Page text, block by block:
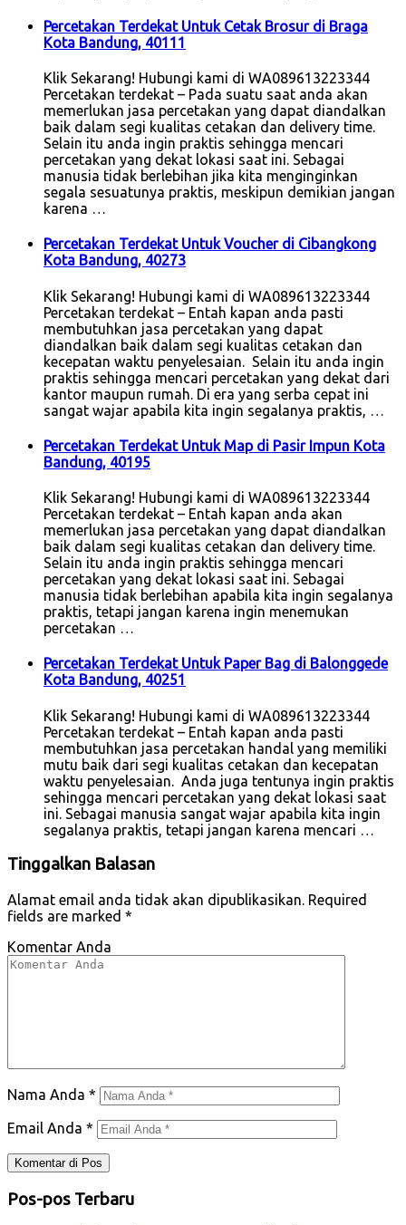
Percetakan Terdekat Untuk Cetak Brosur di Braga
Kota Bandung, 40111
Klik Sekarang! Hubungi kami di WA089613223344
Percetakan terdekat – Pada suatu saat anda akan
memerlukan jasa percetakan yang dapat diandalkan
baik dalam segi kualitas cetakan dan delivery time.
Selain itu anda ingin praktis sehingga mencari
percetakan yang dekat lokasi saat ini. Sebagai
manusia tidak berlebihan jika kita menginginkan
segala sesuatunya praktis, meskipun demikian jangan
karena …
Percetakan Terdekat Untuk Voucher di Cibangkong
Kota Bandung, 40273
Klik Sekarang! Hubungi kami di WA089613223344
Percetakan terdekat – Entah kapan anda pasti
membutuhkan jasa percetakan yang dapat
diandalkan baik dalam segi kualitas cetakan dan
kecepatan waktu penyelesaian. Selain itu anda ingin
praktis sehingga mencari percetakan yang dekat dari
kantor maupun rumah. Di era yang serba cepat ini
sangat wajar apabila kita ingin segalanya praktis, …
Percetakan Terdekat Untuk Map di Pasir Impun Kota
Bandung, 40195
Klik Sekarang! Hubungi kami di WA089613223344
Percetakan terdekat – Entah kapan anda akan
memerlukan jasa percetakan yang dapat diandalkan
baik dalam segi kualitas cetakan dan delivery time.
Selain itu anda ingin praktis sehingga mencari
percetakan yang dekat lokasi saat ini. Sebagai
manusia tidak berlebihan apabila kita ingin segalanya
praktis, tetapi jangan karena ingin menemukan
percetakan …
Percetakan Terdekat Untuk Paper Bag di Balonggede
Kota Bandung, 40251
Klik Sekarang! Hubungi kami di WA089613223344
Percetakan terdekat – Entah kapan anda pasti
membutuhkan jasa percetakan handal yang memiliki
mutu baik dari segi kualitas cetakan dan kecepatan
waktu penyelesaian. Anda juga tentunya ingin praktis
sehingga mencari percetakan yang dekat lokasi saat
ini. Sebagai manusia sangat wajar apabila kita ingin
segalanya praktis, tetapi jangan karena mencari …
Tinggalkan Balasan
Alamat email anda tidak akan dipublikasikan. Required
fields are marked *
Komentar Anda
Nama Anda *
Email Anda *
Pos-pos Terbaru